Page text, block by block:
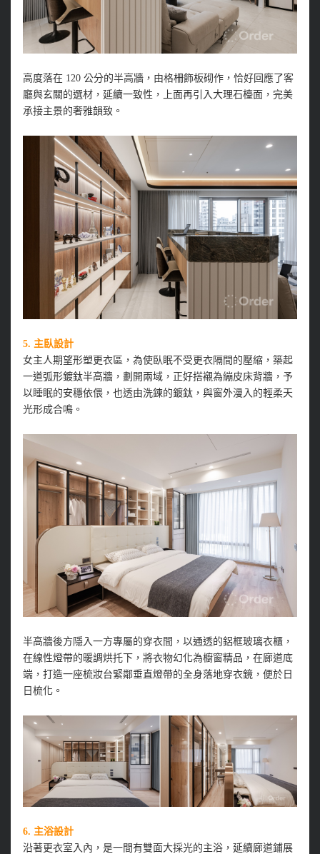
高度落在 120 公分的半高牆，由格柵飾板砌作，恰好回應了客
廳與玄關的選材，延續一致性，上面再引入大理石檯面，完美
承接主景的奢雅韻致。
5. 主臥設計
女主人期望形塑更衣區，為使臥眠不受更衣隔間的壓縮，築起
一道弧形鍍鈦半高牆，劃開兩域，正好搭襯為繃皮床背牆，予
以睡眠的安穩依偎，也透由洗鍊的鍍鈦，與窗外漫入的輕柔天
光形成合鳴。
半高牆後方隱入一方專屬的穿衣間，以通透的鋁框玻璃衣櫃，
在線性燈帶的暖調烘托下，將衣物幻化為櫥窗精品，在廊道底
端，打造一座梳妝台緊鄰垂直燈帶的全身落地穿衣鏡，便於日
日梳化。
6. 主浴設計
沿著更衣室入內，是一間有雙面大採光的主浴，延續廊道鋪展